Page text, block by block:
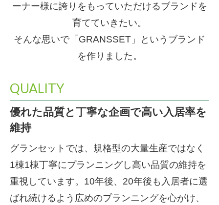
展示場・来場予約
ーナー様に誇りをもっていただけるブランドを
育てていきたい。
そんな思いで「GRANSSET」というブランド
を作りました。
QUALITY
優れた品質と丁寧な企画で高い入居率を
維持
グランセットでは、規格型の大量生産ではなく
1棟1棟丁寧にプランニングし高い品質の維持を
重視しています。10年後、20年後も入居者に選
ばれ続けるよう広めのプランニングを心がけ、